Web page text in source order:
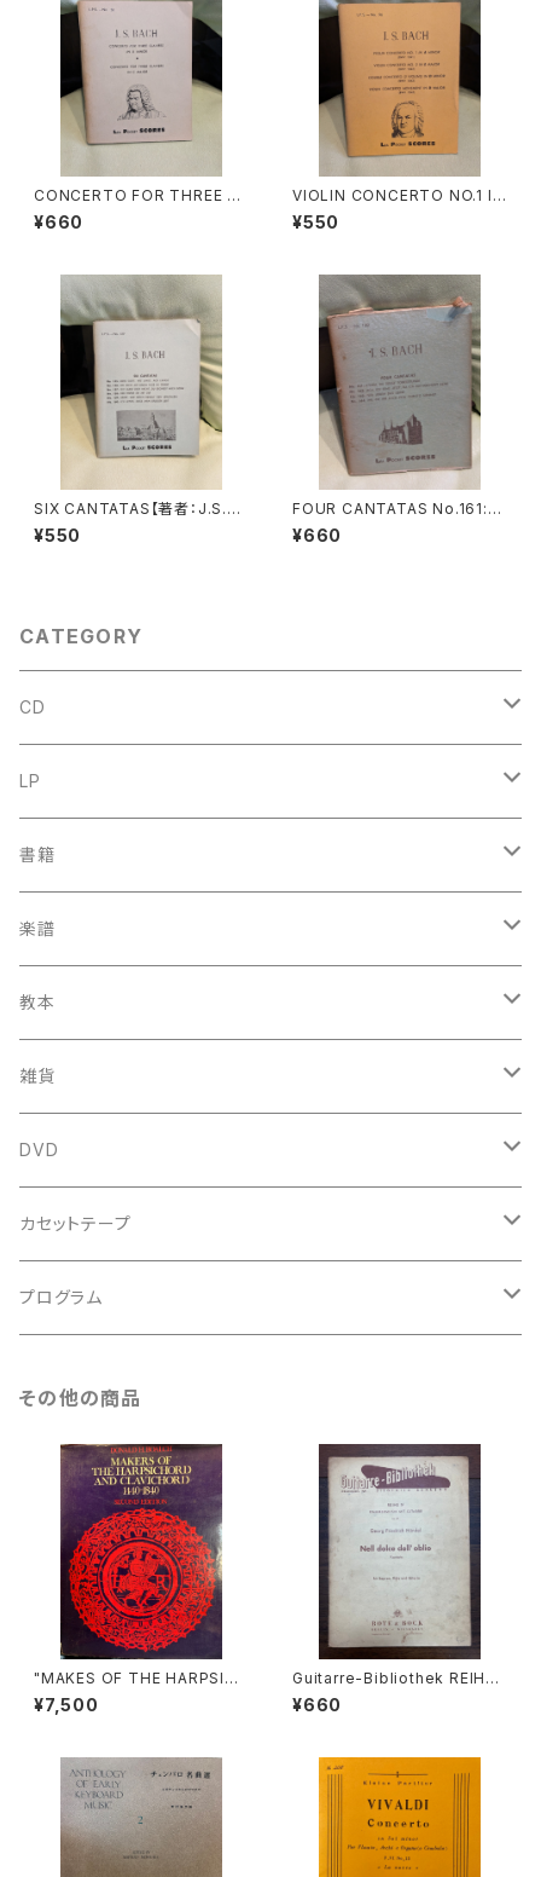
CONCERTO FOR THREE CL
AVIERS IN D MINOR・CONC
ERTO FOR THREE CLAVIER
ORES 1954年
¥660
VIOLIN CONCERTO NO.1 IN
A MINOR(BWV1041) VIOLIN
CONCERTO NO.2 IN E MAJ
INOR(BWV1043) VIOLIN C
ONCERTO MOVEMENT IN
D MAJOR(BWV1045)【著者：
J.S.BACH】出版社：LEA POC
KET SCORES 1958年
¥550
SIX CANTATAS【著者：J.S.BA
CH】出版社：LEA POCKET SC
ORES 1965年
¥550
FOUR CANTATAS No.161:K
OMM, DU SUSSE TODESS
TUNDE No.162:ACH, ICH S
SCORES 1965年
¥660
CATEGORY
CD
古楽
中古CD
鍋島元子関連CD
古楽以外
中古CD
LP
古楽
中古LP
鍋島元子関連LP
古楽以外
中古LP
書籍
古楽関係
中古本
新古本
古楽以外
中古本
中古本
楽譜
古楽関係
スコア
鍵盤用
古楽以外
スコア
教本
古楽関係
古楽以外
雑貨
トートバッグ
バロック
ルネサンス
DVD
古楽
古楽以外
カセットテープ
古楽
プログラム
古楽以外
その他の商品
"MAKES OF THE HARPSICH
ORD AND CLAVICHORD 14
40-1840 SECOND EDITION
ss 1974年"
¥7,500
Guitarre-Bibliothek REIHE
Ⅳ KAMMEMUSIK MIT GITA
RRE Nr.47 Nell dolce dell'o
g Friedrich Händel】出版社：
BOTE&BOCK BERLIN・WIES
BADEN 1958年
¥660